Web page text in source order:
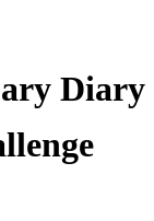
Diary